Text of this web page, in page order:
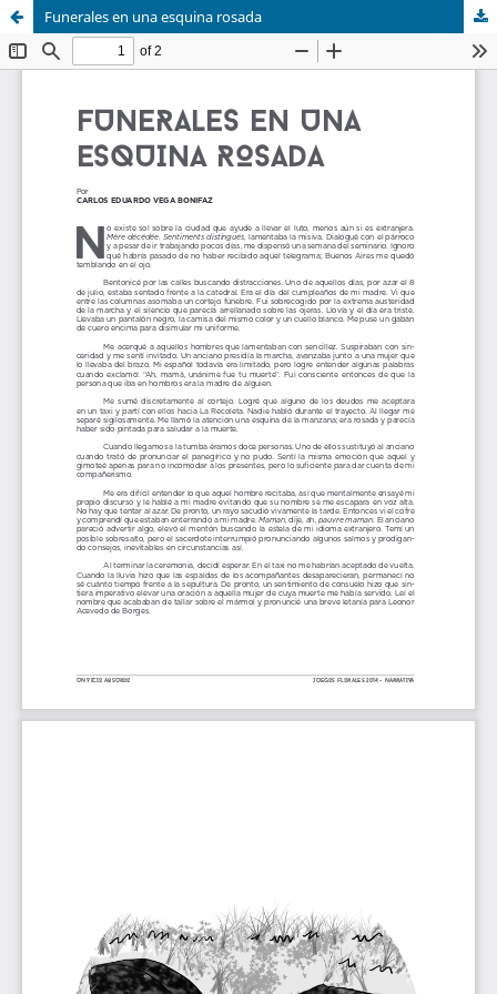
Funerales en una esquina rosada